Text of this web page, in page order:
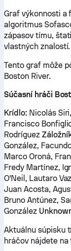
Graf výkonnosti a
algoritmus
zápasov tímu,
vlastných znalostí.
Tento graf môže
Boston River.
Súčasní hráči
Krídlo:Nicolás
Francisco
Rodríguez
González,
Marco Oroná,
Fredy Martínez,
O'Neil, Lautaro
Juan Acosta,
Bruno Antúnez,
González
Aktuálnu súpisku
hráčov nájdete